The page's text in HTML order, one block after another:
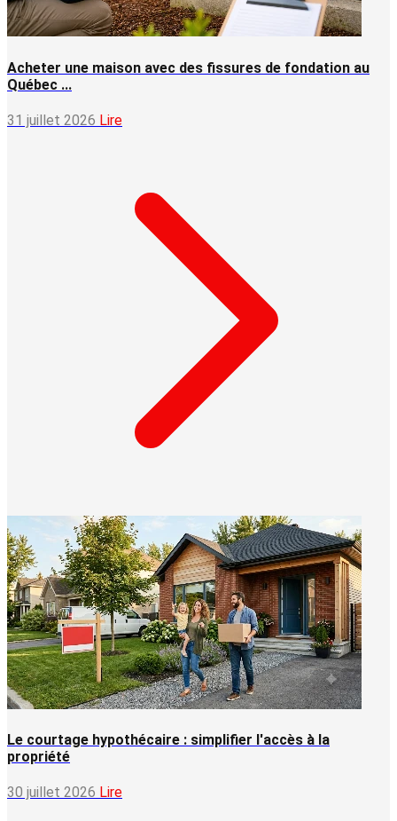
Acheter une maison avec des fissures de fondation au
Québec ...
31 juillet 2026 Lire
Le courtage hypothécaire : simplifier l'accès à la
propriété
30 juillet 2026 Lire